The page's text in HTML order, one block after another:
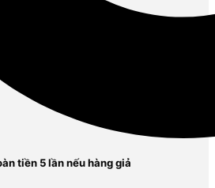
àn tiền 5 lần nếu hàng giả